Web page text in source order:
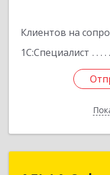
Клиентов на
1С:Специалист